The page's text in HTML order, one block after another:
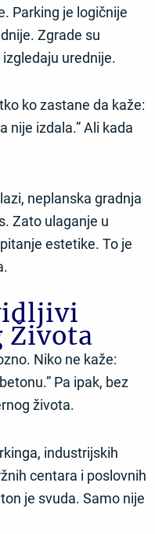
Parking je logičnije
Zgrade su
urednije.
ko zastane da kaže:
nije izdala.” Ali kada
neplanska gradnja
Zato ulaganje u
estetike. To je
Života
Niko ne kaže:
Pa ipak, bez
života.
industrijskih
centara i poslovnih
je svuda. Samo nije